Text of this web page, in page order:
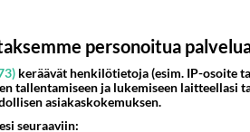
ikävä olen vihdoin ymmärtänyt
jo aikanaan eräässä
ja pelleili kanssani jonka takia
ikuisesti
personoitua
keräävät henkilötietoja (esim. IP-osoite
tallentamiseen ja lukemiseen laitteellasi
asiakaskokemuksen.
seuraaviin: